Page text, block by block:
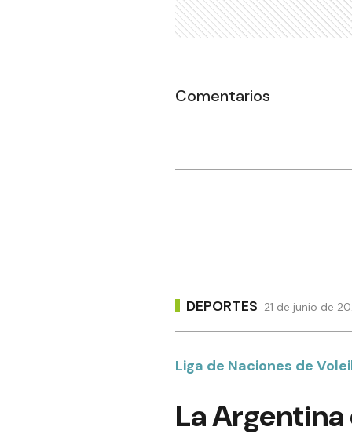
Comentarios
DEPORTES 21 de junio de
Liga de Naciones de
La Argentina